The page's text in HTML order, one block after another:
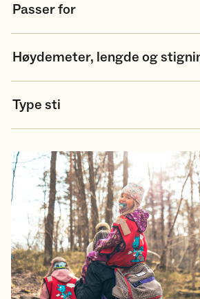
Passer for
Høydemeter, lengde og
Type sti